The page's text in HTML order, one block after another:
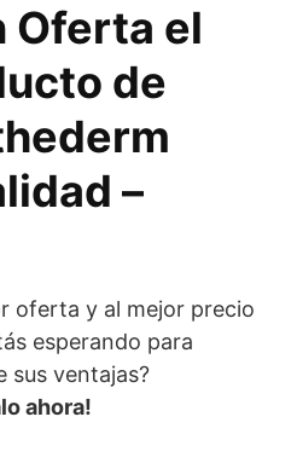
Oferta el
de
–
oferta y al mejor precio
esperando para
sus ventajas?
ahora!